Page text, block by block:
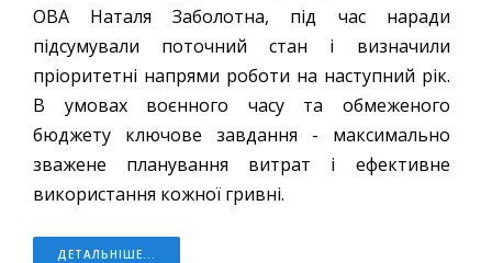
ОВА Наталя Заболотна, під час наради
підсумували поточний стан і визначили
пріоритетні напрями роботи на наступний рік.
В умовах воєнного часу та обмеженого
бюджету ключове завдання - максимально
зважене планування витрат і ефективне
використання кожної гривні.
ДЕТАЛЬНІШЕ...